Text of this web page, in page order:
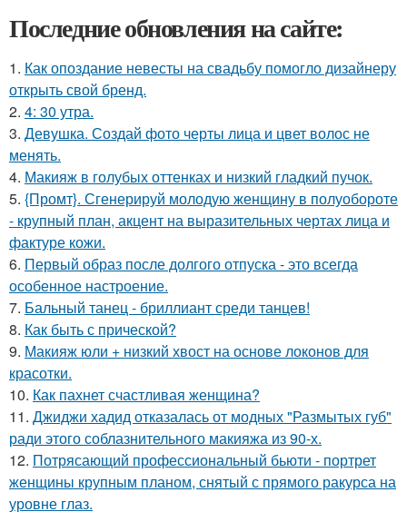
Последние обновления на сайте:
1. Как опоздание невесты на свадьбу помогло дизайнеру
открыть свой бренд.
2. 4: 30 утра.
3. Девушка. Создай фото черты лица и цвет волос не
менять.
4. Макияж в голубых оттенках и низкий гладкий пучок.
5. {Промт}. Сгенерируй молодую женщину в полуобороте
- крупный план, акцент на выразительных чертах лица и
фактуре кожи.
6. Первый образ после долгого отпуска - это всегда
особенное настроение.
7. Бальный танец - бриллиант среди танцев!
8. Как быть с прической?
9. Макияж юли + низкий хвост на основе локонов для
красотки.
10. Как пахнет счастливая женщина?
11. Джиджи хадид отказалась от модных "Размытых губ"
ради этого соблазнительного макияжа из 90-х.
12. Потрясающий профессиональный бьюти - портрет
женщины крупным планом, снятый с прямого ракурса на
уровне глаз.